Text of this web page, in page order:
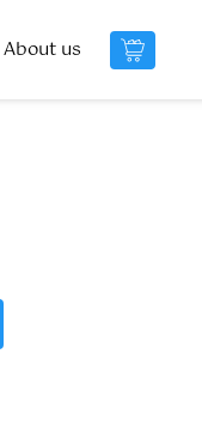
About us `
About us `